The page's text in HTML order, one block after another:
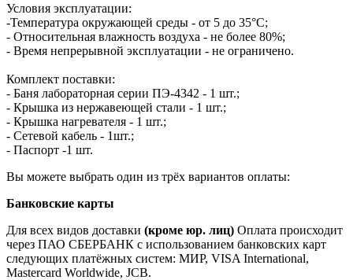
Условия эксплуатации:
-Температура окружающей среды - от 5 до 35°С;
- Относительная влажность воздуха - не более 80%;
- Время непрерывной эксплуатации - не ограничено.
Комплект поставки:
- Баня лабораторная серии ПЭ-4342 - 1 шт.;
- Крышка из нержавеющей стали - 1 шт.;
- Крышка нагревателя - 1 шт.;
- Сетевой кабель - 1шт.;
- Паспорт -1 шт.
Вы можете выбрать один из трёх вариантов оплаты:
Банковские карты
Для всех видов доставки (кроме юр. лиц) Оплата происходит
через ПАО СБЕРБАНК с использованием банковских карт
следующих платёжных систем: МИР, VISA International,
Mastercard Worldwide, JCB.